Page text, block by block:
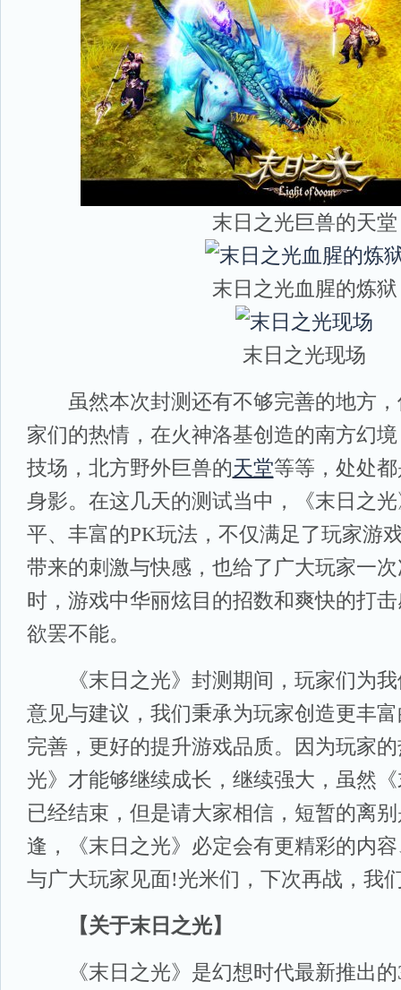
末日之光巨兽的天堂
末日之光血腥的炼狱
末日之光现场
虽然本次封测还有不够完善的地方，
家们的热情，在火神洛基创造的南方幻
技场，北方野外巨兽的天堂等等，处处
身影。在这几天的测试当中，《末日之
平、丰富的PK玩法，不仅满足了玩家游
带来的刺激与快感，也给了广大玩家一
时，游戏中华丽炫目的招数和爽快的打
欲罢不能。
《末日之光》封测期间，玩家们为我
意见与建议，我们秉承为玩家创造更丰
完善，更好的提升游戏品质。因为玩家
光》才能够继续成长，继续强大，虽然
已经结束，但是请大家相信，短暂的离
逢，《末日之光》必定会有更精彩的内
与广大玩家见面!光米们，下次再战，我
【关于末日之光】
《末日之光》是幻想时代最新推出的